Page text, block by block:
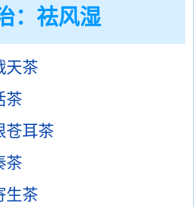
： 祛风湿
天茶
茶
苍耳茶
茶
生茶